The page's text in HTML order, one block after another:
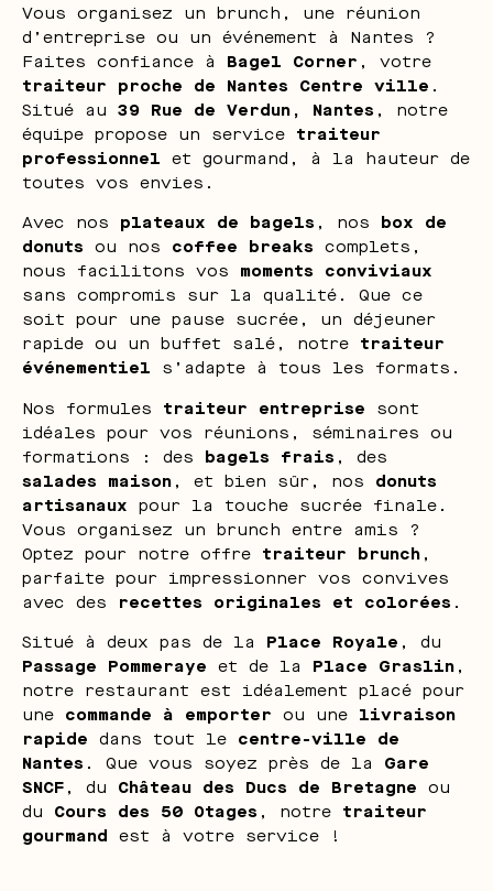
Vous organisez un brunch, une réunion
d’entreprise ou un événement à Nantes ?
Faites confiance à Bagel Corner , votre
traiteur proche de Nantes Centre ville .
Situé au 39 Rue de Verdun, Nantes , notre
équipe propose un service traiteur
professionnel et gourmand, à la hauteur de
toutes vos envies.
Avec nos plateaux de bagels , nos box de
donuts ou nos coffee breaks complets,
nous facilitons vos moments conviviaux
sans compromis sur la qualité. Que ce
soit pour une pause sucrée, un déjeuner
rapide ou un buffet salé, notre traiteur
événementiel s’adapte à tous les formats.
Nos formules traiteur entreprise sont
idéales pour vos réunions, séminaires ou
formations : des bagels frais , des
salades maison , et bien sûr, nos donuts
artisanaux pour la touche sucrée finale.
Vous organisez un brunch entre amis ?
Optez pour notre offre traiteur brunch ,
parfaite pour impressionner vos convives
avec des recettes originales et colorées .
Situé à deux pas de la Place Royale , du
Passage Pommeraye et de la Place Graslin ,
notre restaurant est idéalement placé pour
une commande à emporter ou une livraison
rapide dans tout le centre-ville de
Nantes . Que vous soyez près de la Gare
SNCF , du Château des Ducs de Bretagne ou
du Cours des 50 Otages , notre traiteur
gourmand est à votre service !